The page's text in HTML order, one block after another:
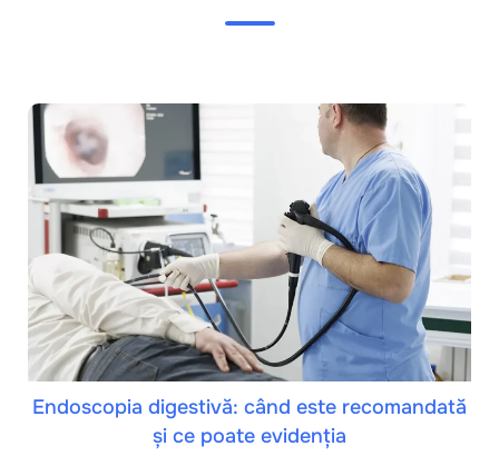
Endoscopia digestivă: când este recomandată
și ce poate evidenția